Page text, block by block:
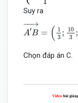
Suy ra
−
−→
A′B = ( 1
3 ;
10
3 ;
A′B →
Chọn đáp án C.